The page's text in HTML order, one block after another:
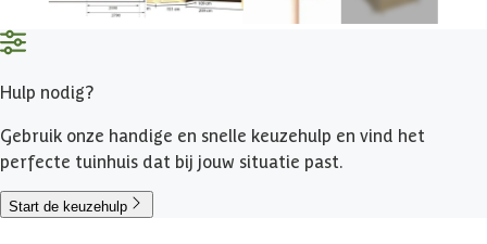
Hulp nodig?
Gebruik onze handige en snelle keuzehulp en vind het
perfecte tuinhuis dat bij jouw situatie past.
Start de keuzehulp